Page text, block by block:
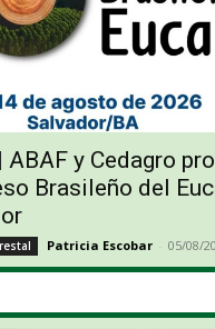
ABAF y Cedagro
Brasileño del
Patricia Escobar - 05/08/